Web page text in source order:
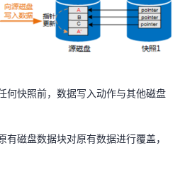
何快照前，数据写入动作与其他磁盘
磁盘数据块对原有数据进行覆盖，